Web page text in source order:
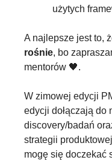
użytych
A najlepsze jest to,
rośnie, bo
mentorów 🖤.
W zimowej edycji
edycji dołączają do
discovery/badań
strategii
mogę się doczekać